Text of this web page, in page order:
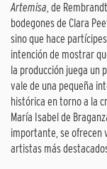
Artemisa, de
bodegones de Clara
sino que hace
intención de mostrar
la producción juega un
vale de una pequeña
histórica en torno a la
María Isabel de
importante, se ofrecen
artistas más